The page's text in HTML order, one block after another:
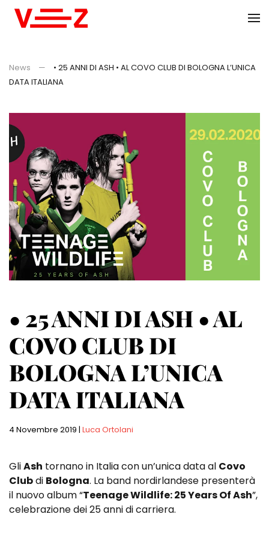
News
• 25 ANNI DI ASH • AL COVO CLUB DI BOLOGNA L’UNICA
DATA ITALIANA
• 25 ANNI DI ASH • AL
COVO CLUB DI
BOLOGNA L’UNICA
DATA ITALIANA
4 Novembre 2019 | Luca Ortolani
GliAsh tornano in Italia con un’unica data al Covo
Clubdi Bologna. La band nordirlandese presenterà
il nuovo album “Teenage Wildlife: 25 Years Of Ash”,
celebrazione dei 25 anni di carriera.